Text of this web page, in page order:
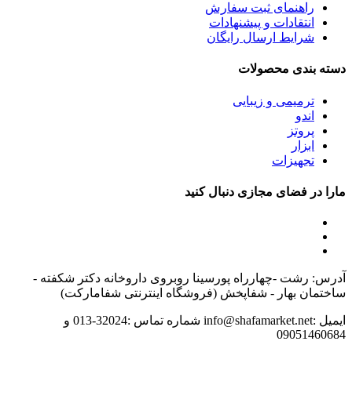
راهنمای ثبت سفارش
انتقادات و پیشنهادات
شرایط ارسال رایگان
دسته بندی محصولات
ترمیمی و زیبایی
اندو
پروتز
ابزار
تجهیزات
مارا در فضای مجازی دنبال کنید
آدرس: رشت -چهارراه پورسینا روبروی داروخانه دکتر شکفته -
ساختمان بهار - شفاپخش (فروشگاه اینترنتی شفامارکت)
ایمیل :info@shafamarket.net شماره تماس :32024-013 و
09051460684